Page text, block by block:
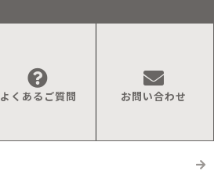
よくあるご質問 お問い合わせ